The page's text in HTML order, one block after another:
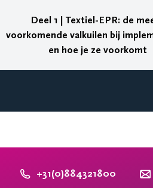
Deel 1 | Textiel-EPR: de
voorkomende valkuilen bij
en hoe je ze voorkomt
+31(0)884321800